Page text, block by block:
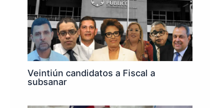
Veintiún candidatos a Fiscal a
subsanar